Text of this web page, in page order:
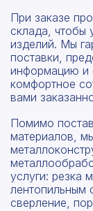
При заказе
склада, чтобы
изделий. Мы
поставки,
информацию и
комфортное
вами
Помимо
материалов,
услуги: резка
лентопильным
сверление,